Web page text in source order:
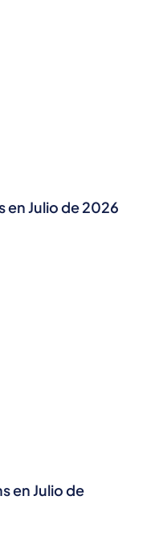
en Julio de 2026
en Julio de